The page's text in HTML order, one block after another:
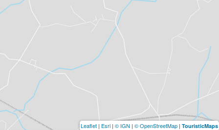
Leaflet | Esri | © IGN | © OpenStreetMap | TouristicMaps